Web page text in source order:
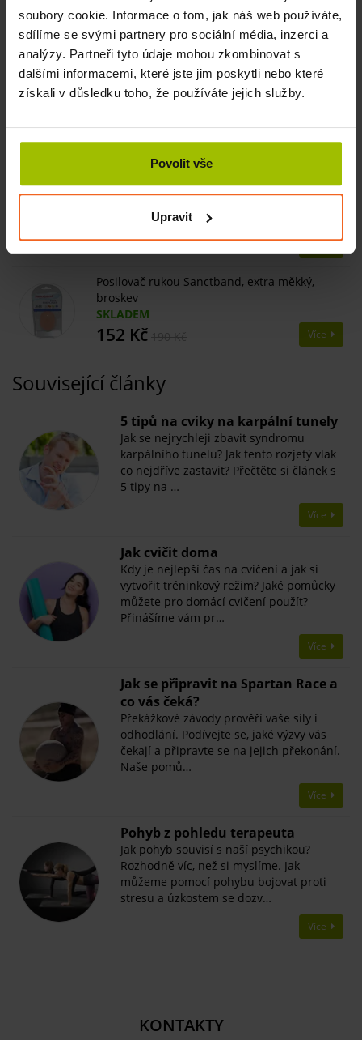
soubory cookie. Informace o tom, jak náš web používáte,
sdílíme se svými partnery pro sociální média, inzerci a
analýzy. Partneři tyto údaje mohou zkombinovat s
dalšími informacemi, které jste jim poskytli nebo které
získali v důsledku toho, že používáte jejich služby.
Povolit vše
Upravit
Související produkty
SKLADEM
43 Kč
Posilovací hmota Sanctband Putty, 85 g,
248 Kč Více
Posilovač rukou Sanctband, extra měkký,
broskev
SKLADEM
152 Kč Více
Související články
5 tipů na cviky na karpální tunely
Jak se nejrychleji zbavit syndromu
karpálního tunelu? Jak tento rozjetý vlak
co nejdříve zastavit? Přečtěte si článek s
5 tipy na …
Více
Jak cvičit doma
Kdy je nejlepší čas na cvičení a jak si
vytvořit tréninkový režim? Jaké pomůcky
můžete pro domácí cvičení použít?
Přinášíme vám pr…
Více
Jak se připravit na Spartan Race a
co vás čeká?
Překážkové závody prověří vaše síly i
odhodlání. Podívejte se, jaké výzvy vás
čekají a připravte se na jejich překonání.
Naše pomů…
Více
Pohyb z pohledu terapeuta
Jak pohyb souvisí s naší psychikou?
Rozhodně víc, než si myslíme. Jak
můžeme pomocí pohybu bojovat proti
stresu a úzkostem se dozv…
Více
KONTAKTY